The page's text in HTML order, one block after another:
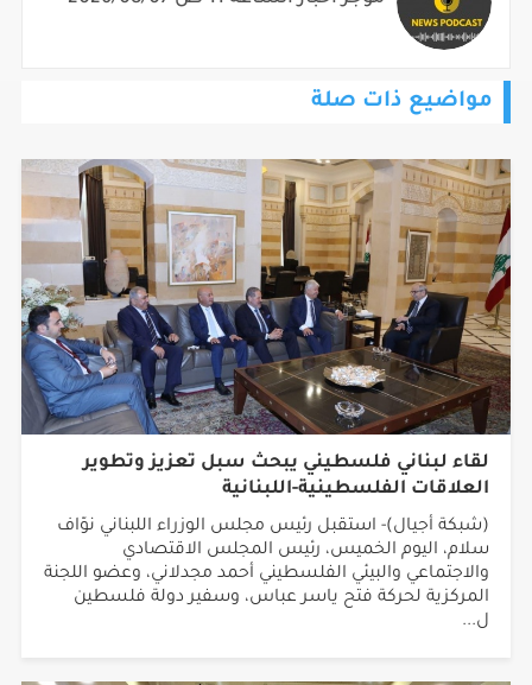
مواضيع ذات صلة
لقاء لبناني فلسطيني يبحث سبل تعزيز وتطوير
العلاقات الفلسطينية-اللبنانية
(شبكة أجيال)- استقبل رئيس مجلس الوزراء اللبناني نوّاف
سلام، اليوم الخميس، رئيس المجلس الاقتصادي
والاجتماعي والبيئي الفلسطيني أحمد مجدلاني، وعضو اللجنة
المركزية لحركة فتح ياسر عباس، وسفير دولة فلسطين
ل...